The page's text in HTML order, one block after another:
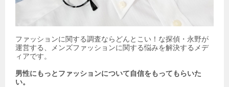
ファッションに関する調査ならどんとこい！な探偵・永野が
運営する、メンズファッションに関する悩みを解決するメデ
ィアです。
男性にもっとファッションについて自信をもってもらいた
い。